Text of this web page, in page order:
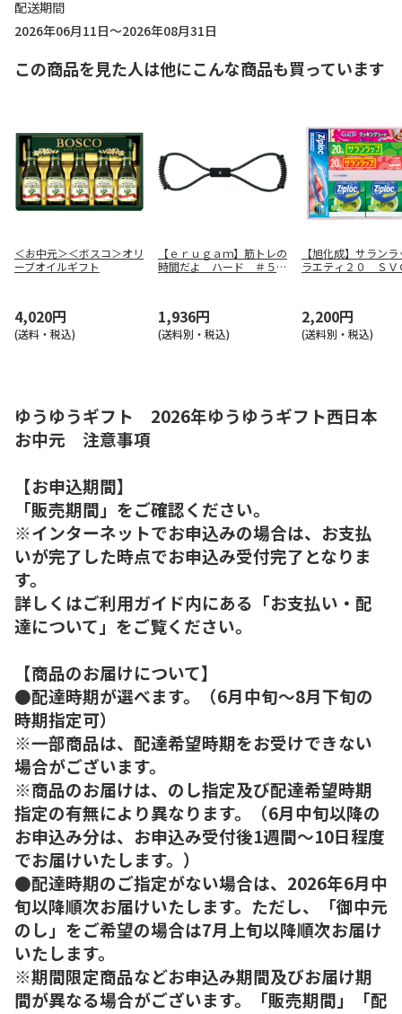
配送期間
2026年06月11日～2026年08月31日
この商品を見た人は他にこんな商品も買っています
＜お中元＞＜ボスコ＞オリ
ーブオイルギフト
4,020円
(送料・税込)
【ｅｒｕｇａｍ】筋トレの
時間だよ ハード ＃５４
1,936円
(送料別・税込)
【旭化成】サラン
ラエティ２０ ＳＶ
2,200円
(送料別・税込)
ゆうゆうギフト 2026年ゆうゆうギフト西日本
お中元 注意事項
【お申込期間】
「販売期間」をご確認ください。
※インターネットでお申込みの場合は、お支払
いが完了した時点でお申込み受付完了となりま
す。
詳しくはご利用ガイド内にある「お支払い・配
達について」をご覧ください。
【商品のお届けについて】
●配達時期が選べます。（6月中旬～8月下旬の
時期指定可）
※一部商品は、配達希望時期をお受けできない
場合がございます。
※商品のお届けは、のし指定及び配達希望時期
指定の有無により異なります。（6月中旬以降の
お申込み分は、お申込み受付後1週間～10日程度
でお届けいたします。）
●配達時期のご指定がない場合は、2026年6月中
旬以降順次お届けいたします。ただし、「御中元
のし」をご希望の場合は7月上旬以降順次お届け
いたします。
※期間限定商品などお申込み期間及びお届け期
間が異なる場合がございます。「販売期間」「配